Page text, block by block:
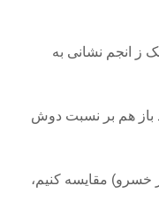
ز انجم نشانی‌ به
باز هم بر نسبت دوش‌
امیر خسرو) مقایسه کنیم،